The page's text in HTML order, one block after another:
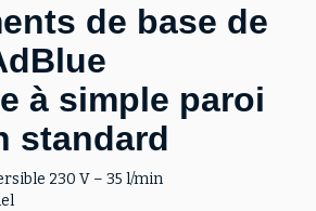
de base de
à simple paroi
standard
230 V – 35 l/min